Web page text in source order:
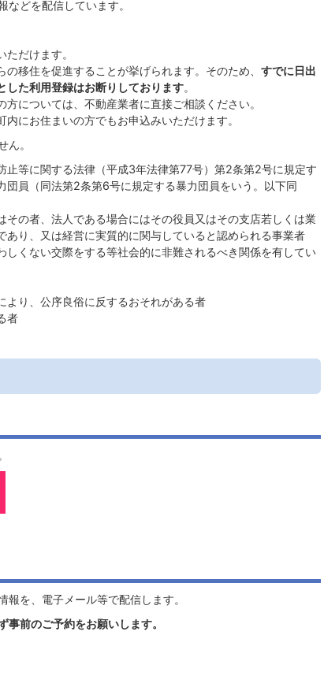
どを配信しています。
だけます。
の移住を促進することが挙げられます。そのため、すでに日出
した利用登録はお断りしております。
については、不動産業者に直接ご相談ください。
にお住まいの方でもお申込みいただけます。
ん。
止等に関する法律（平成3年法律第77号）第2条第2号に規定す
団員（同法第2条第6号に規定する暴力団員をいう。以下同
その者、法人である場合にはその役員又はその支店若しくは業
あり、又は経営に実質的に関与していると認められる事業者
しくない交際をする等社会的に非難されるべき関係を有してい
より、公序良俗に反するおそれがある者
者
を、電子メール等で配信します。
事前のご予約をお願いします。